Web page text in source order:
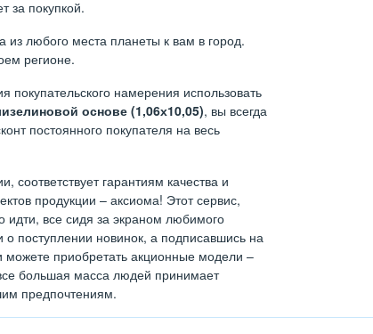
за покупкой.
из любого места планеты к вам в город.
регионе.
намерения использовать
основе (1,06х10,05), вы всегда
постоянного покупателя на весь
соответствует гарантиям качества и
продукции – аксиома! Этот сервис,
идти, все сидя за экраном любимого
поступлении новинок, а подписавшись на
можете приобретать акционные модели –
большая масса людей принимает
предпочтениям.